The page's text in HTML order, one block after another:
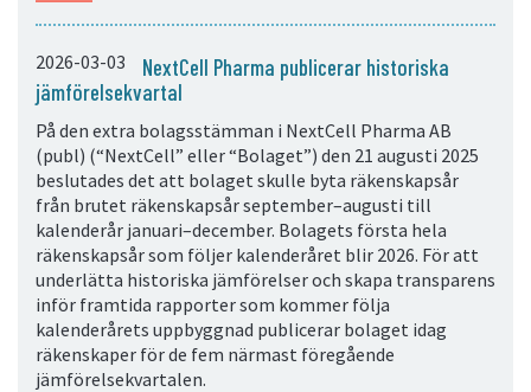
2026-03-03
NextCell Pharma publicerar historiska
jämförelsekvartal
På den extra bolagsstämman i NextCell Pharma AB
(publ) (“NextCell” eller “Bolaget”) den 21 augusti 2025
beslutades det att bolaget skulle byta räkenskapsår
från brutet räkenskapsår september–augusti till
kalenderår januari–december. Bolagets första hela
räkenskapsår som följer kalenderåret blir 2026. För att
underlätta historiska jämförelser och skapa transparens
inför framtida rapporter som kommer följa
kalenderårets uppbyggnad publicerar bolaget idag
räkenskaper för de fem närmast föregående
jämförelsekvartalen.